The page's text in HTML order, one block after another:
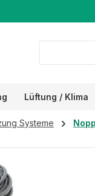
Lüftung / Klima
Systeme